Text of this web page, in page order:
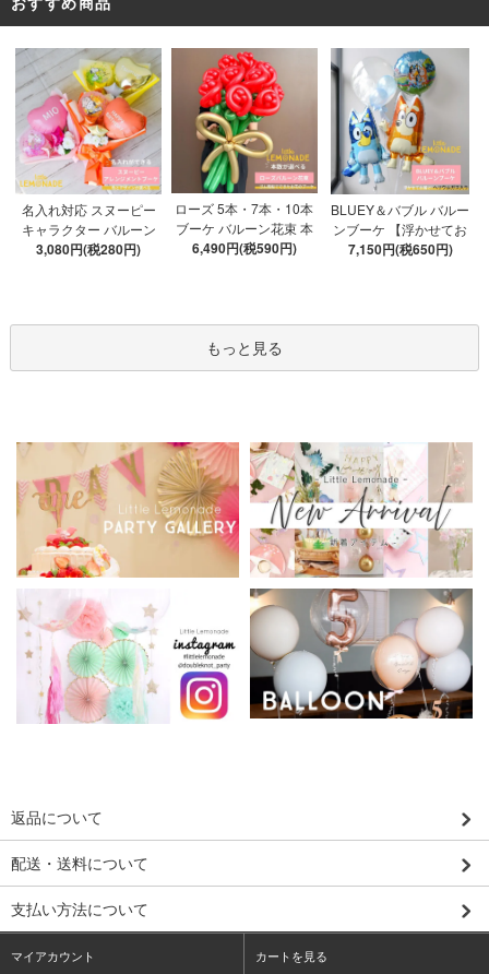
名入れ対応 スヌーピー
キャラクター バルーン
ブーケ 選べる7種 【膨ら
3,080円(税280円)
ローズ 5本・7本・10本
ブーケ バルーン花束 本
数が選べる 【膨らませ
6,490円(税590円)
BLUEY＆バブル バルー
ンブーケ 【浮かせてお
届け】 ヘリウムガス入
7,150円(税650円)
もっと見る
返品について
配送・送料について
支払い方法について
マイアカウント カートを見る